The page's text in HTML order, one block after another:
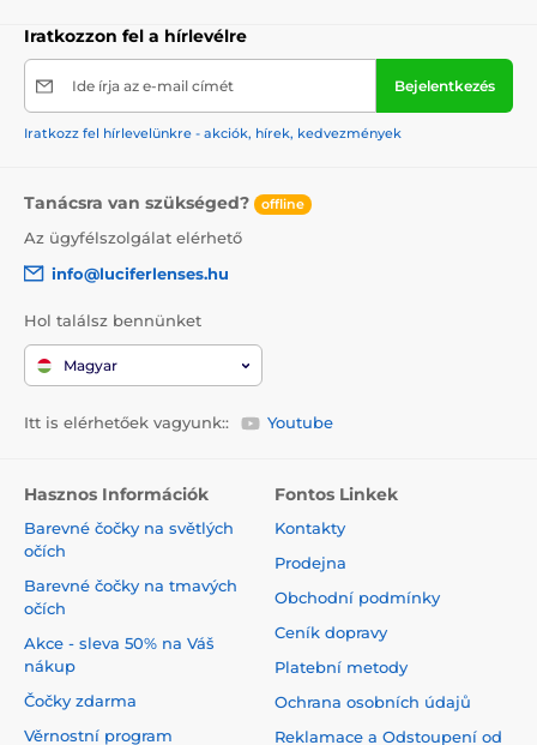
Iratkozzon fel a hírlevélre
Ide írja az e-mail címét Bejelentkezés
Iratkozz fel hírlevelünkre - akciók, hírek, kedvezmények
Tanácsra van szükséged? offline
Az ügyfélszolgálat elérhető
info@luciferlenses.hu
Hol találsz bennünket
Magyar
Itt is elérhetőek vagyunk:: Youtube
Hasznos Információk
Barevné čočky na světlých
očích
Barevné čočky na tmavých
očích
Akce - sleva 50% na Váš
nákup
Čočky zdarma
Věrnostní program
Fontos Linkek
Kontakty
Prodejna
Obchodní podmínky
Ceník dopravy
Platební metody
Ochrana osobních údajů
Reklamace a Odstoupení od